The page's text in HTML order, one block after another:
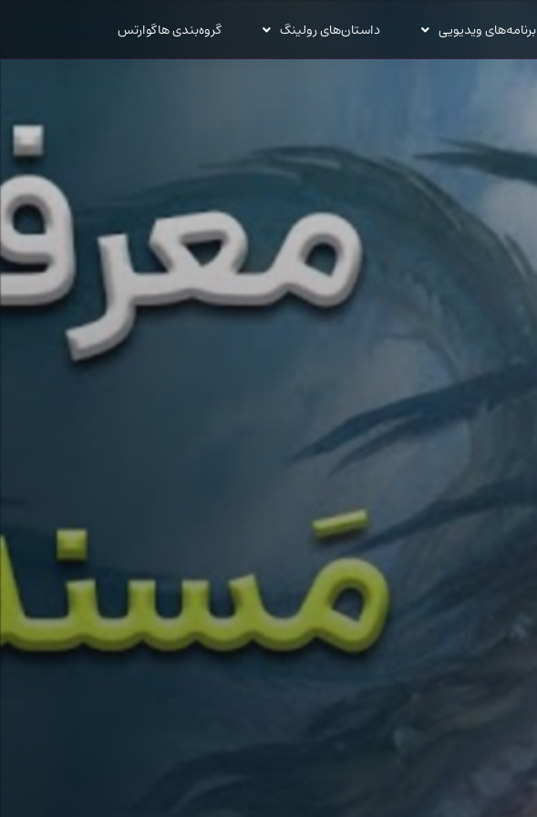
برنامه‌های ویدیویی داستان‌های رولینگ گروه‌بندی هاگوارتس